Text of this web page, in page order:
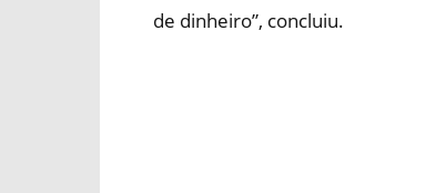
de dinheiro”, concluiu.